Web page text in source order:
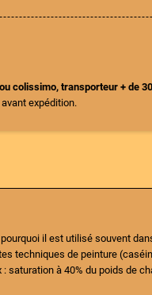
colissimo, transporteur + de 30
expédition.
il est utilisé souvent
techniques de peinture
saturation à 40% du poids de